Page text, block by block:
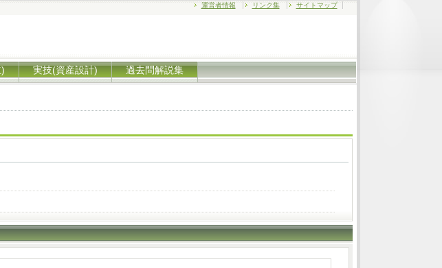
運営者情報 リンク集 サイトマップ
実技(資産設計) 過去問解説集